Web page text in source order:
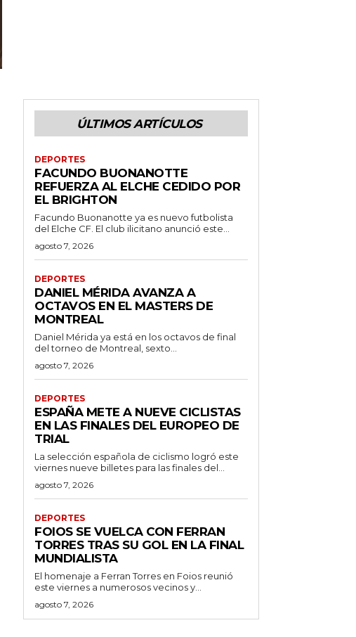
ÚLTIMOS ARTÍCULOS
DEPORTES
FACUNDO BUONANOTTE
REFUERZA AL ELCHE CEDIDO POR
EL BRIGHTON
Facundo Buonanotte ya es nuevo futbolista
del Elche CF. El club ilicitano anunció este...
agosto 7, 2026
DEPORTES
DANIEL MÉRIDA AVANZA A
OCTAVOS EN EL MASTERS DE
MONTREAL
Daniel Mérida ya está en los octavos de final
del torneo de Montreal, sexto...
agosto 7, 2026
DEPORTES
ESPAÑA METE A NUEVE CICLISTAS
EN LAS FINALES DEL EUROPEO DE
TRIAL
La selección española de ciclismo logró este
viernes nueve billetes para las finales del...
agosto 7, 2026
DEPORTES
FOIOS SE VUELCA CON FERRAN
TORRES TRAS SU GOL EN LA FINAL
MUNDIALISTA
El homenaje a Ferran Torres en Foios reunió
este viernes a numerosos vecinos y...
agosto 7, 2026